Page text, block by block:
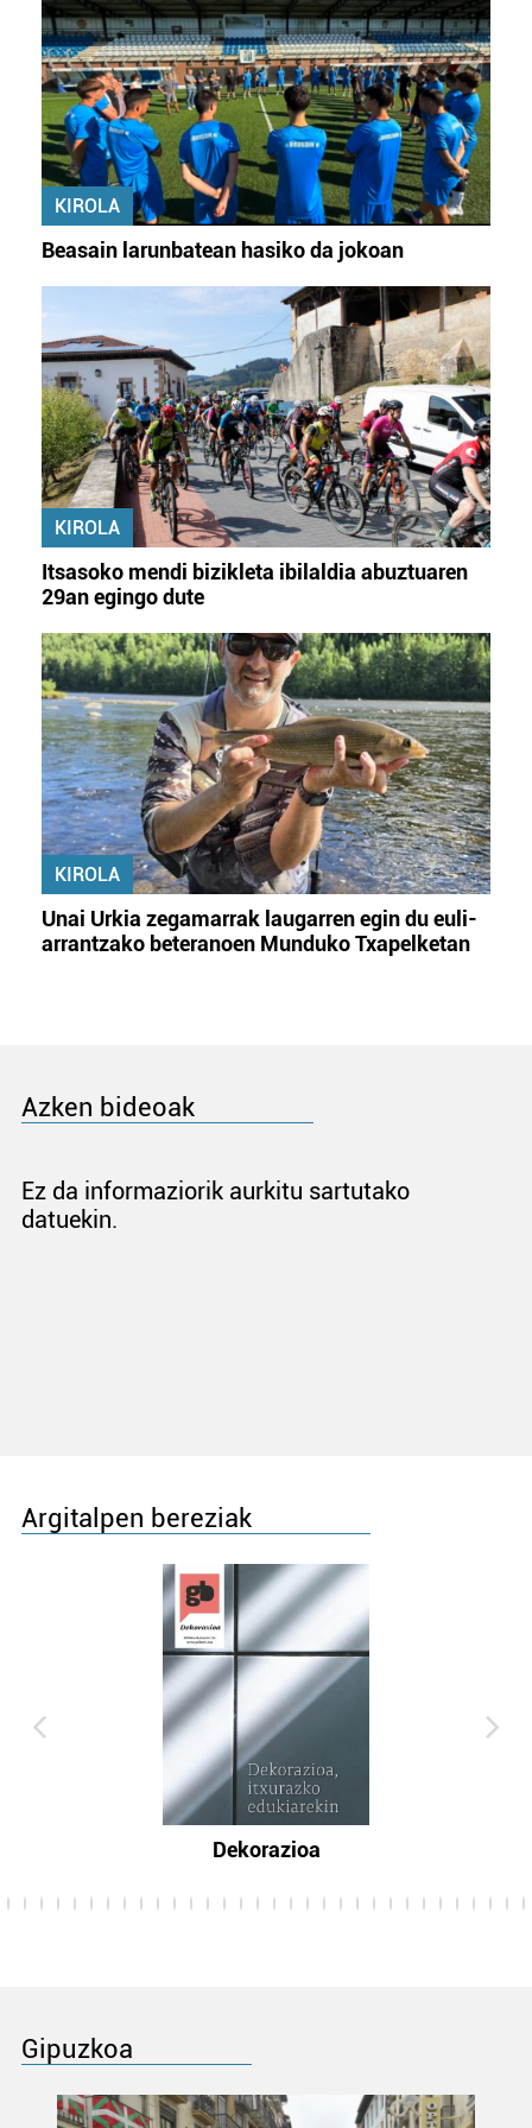
KIROLA
Beasain larunbatean hasiko da jokoan
KIROLA
Itsasoko mendi bizikleta ibilaldia abuztuaren
29an egingo dute
KIROLA
Unai Urkia zegamarrak laugarren egin du euli-
arrantzako beteranoen Munduko Txapelketan
Azken bideoak
Ez da informaziorik aurkitu sartutako
datuekin.
Argitalpen bereziak
Dekorazioa
Gipuzkoa